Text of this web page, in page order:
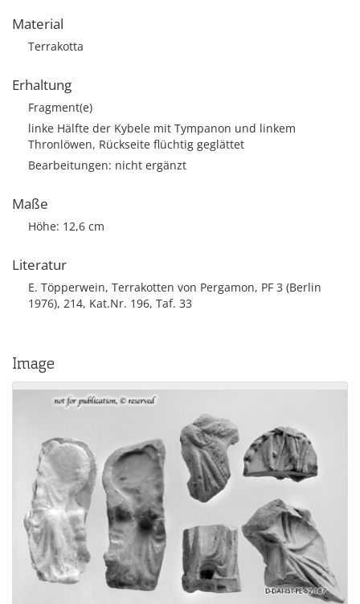
Material
Terrakotta
Erhaltung
Fragment(e)
linke Hälfte der Kybele mit Tympanon und linkem
Thronlöwen, Rückseite flüchtig geglättet
Bearbeitungen: nicht ergänzt
Maße
Höhe: 12,6 cm
Literatur
E. Töpperwein, Terrakotten von Pergamon, PF 3 (Berlin
1976), 214, Kat.Nr. 196, Taf. 33
Image